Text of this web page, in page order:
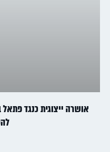
אושרה ייצוגית כנגד פתאל